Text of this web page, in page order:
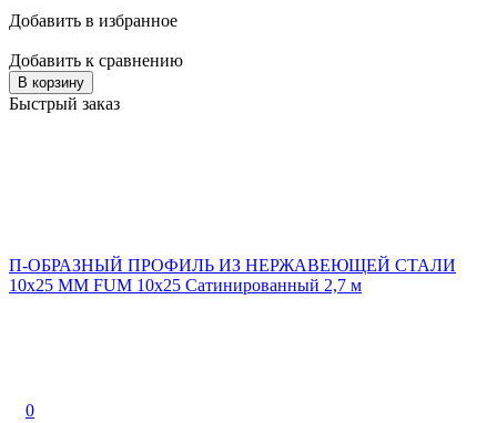
Добавить в избранное
Добавить к сравнению
В корзину
Быстрый заказ
П-ОБРАЗНЫЙ ПРОФИЛЬ ИЗ НЕРЖАВЕЮЩЕЙ СТАЛИ
10x25 ММ FUM 10x25 Сатинированный 2,7 м
0